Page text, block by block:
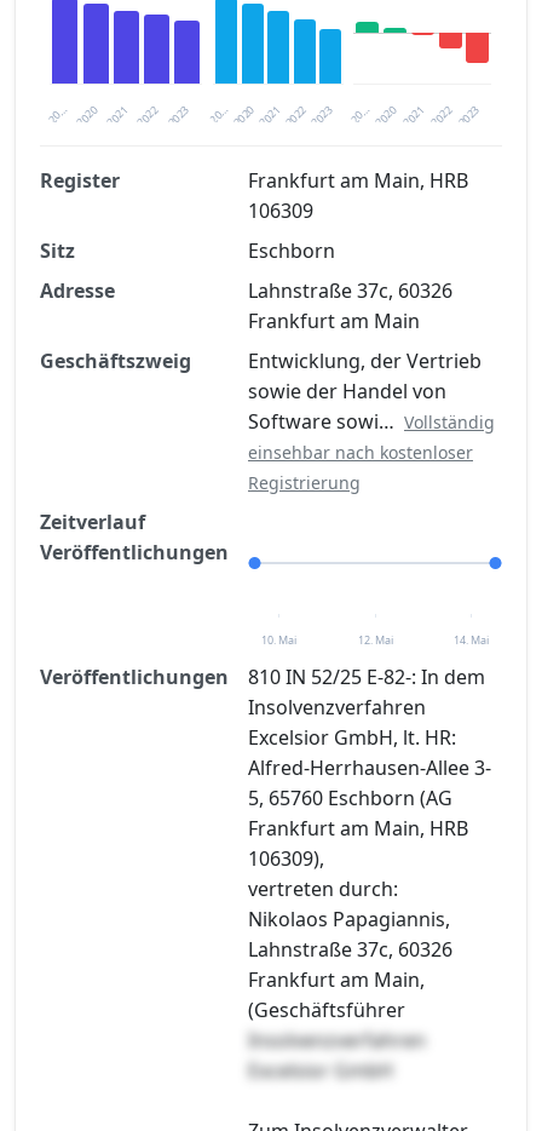
20… 2021 2023
2020 2022 20… 2021 2023
2020 2022 20… 2021 2023
2020 2022
Finanzkennzahlen nach kostenloser
Registrierung verfügbar
Jetzt kostenlos registrieren
Register
Frankfurt am Main, HRB
106309
Sitz
Eschborn
Adresse
Lahnstraße 37c, 60326
Frankfurt am Main
Geschäftszweig
Entwicklung, der Vertrieb
sowie der Handel von
Software sowi… Vollständig
einsehbar nach kostenloser
Registrierung
Zeitverlauf
Veröffentlichungen
10. Mai 12. Mai 14. Mai
Veröffentlichungen
810 IN 52/25 E-82-: In dem
Insolvenzverfahren
Excelsior GmbH, lt. HR:
Alfred-Herrhausen-Allee 3-
5, 65760 Eschborn (AG
Frankfurt am Main, HRB
106309),
vertreten durch:
Nikolaos Papagiannis,
Lahnstraße 37c, 60326
Frankfurt am Main,
(Geschäftsführer
Insolvenzverfahren
Excelsior GmbH